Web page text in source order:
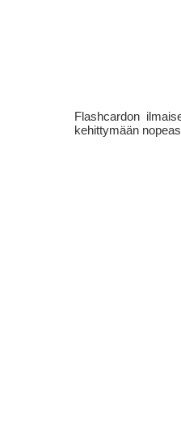
Flashcardon
kehittymään